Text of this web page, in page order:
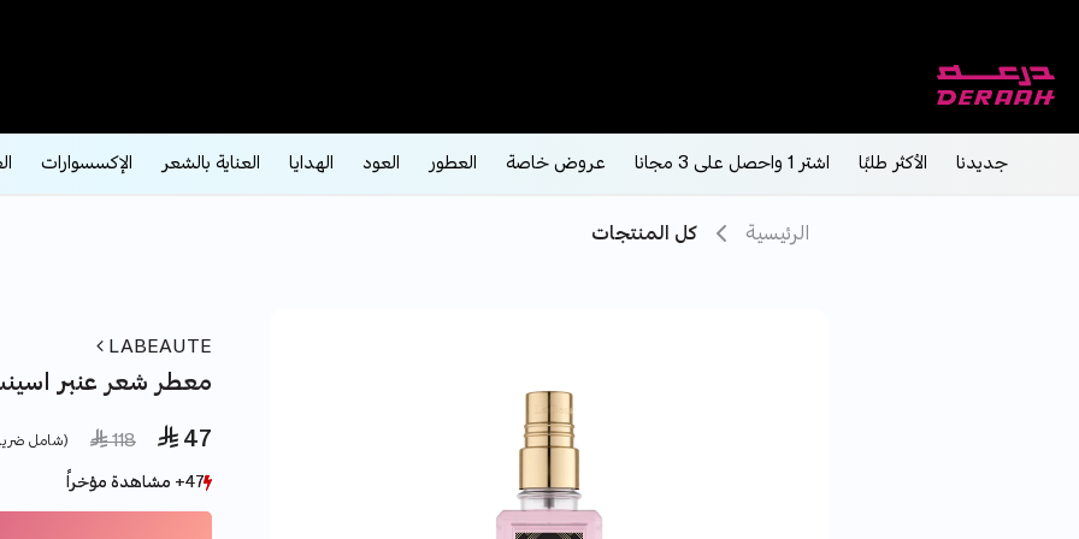
جديدنا الأكثر طلبًا اشتر 1 واحصل على 3 مجانا عروض خاصة العطور العود الهدايا العناية بالشعر الإكسسوارات
الرئيسية كل المنتجات
LABEAUTE
معطر شعر عنبر اسينس
 47
reduced from
 118
to (شامل
47+ مشاهدة مؤخراً
4+ بيع مؤخراً
47+ مشاهدة مؤخراً
4+ بيع مؤخراً